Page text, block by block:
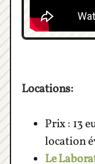
Locations:
Prix : 13
location
Le